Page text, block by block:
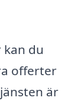
du
offerter
är